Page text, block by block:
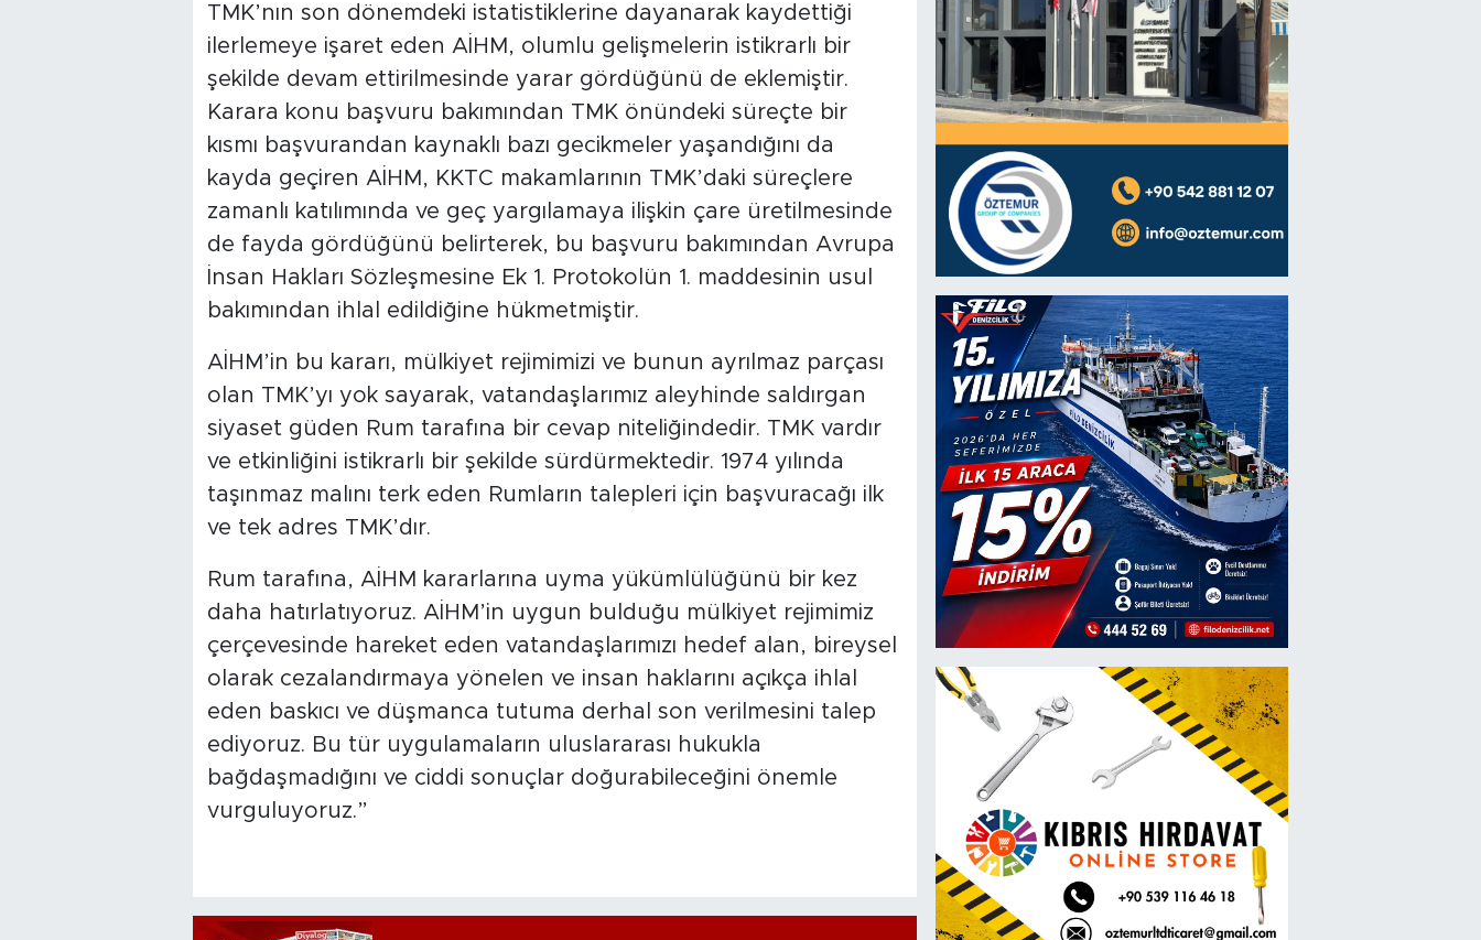
TMK’nın son dönemdeki istatistiklerine dayanarak kaydettiği
ilerlemeye işaret eden AİHM, olumlu gelişmelerin istikrarlı bir
şekilde devam ettirilmesinde yarar gördüğünü de eklemiştir.
Karara konu başvuru bakımından TMK önündeki süreçte bir
kısmı başvurandan kaynaklı bazı gecikmeler yaşandığını da
kayda geçiren AİHM, KKTC makamlarının TMK’daki süreçlere
zamanlı katılımında ve geç yargılamaya ilişkin çare üretilmesinde
de fayda gördüğünü belirterek, bu başvuru bakımından Avrupa
İnsan Hakları Sözleşmesine Ek 1. Protokolün 1. maddesinin usul
bakımından ihlal edildiğine hükmetmiştir.
AİHM’in bu kararı, mülkiyet rejimimizi ve bunun ayrılmaz parçası
olan TMK’yı yok sayarak, vatandaşlarımız aleyhinde saldırgan
siyaset güden Rum tarafına bir cevap niteliğindedir. TMK vardır
ve etkinliğini istikrarlı bir şekilde sürdürmektedir. 1974 yılında
taşınmaz malını terk eden Rumların talepleri için başvuracağı ilk
ve tek adres TMK’dır.
Rum tarafına, AİHM kararlarına uyma yükümlülüğünü bir kez
daha hatırlatıyoruz. AİHM’in uygun bulduğu mülkiyet rejimimiz
çerçevesinde hareket eden vatandaşlarımızı hedef alan, bireysel
olarak cezalandırmaya yönelen ve insan haklarını açıkça ihlal
eden baskıcı ve düşmanca tutuma derhal son verilmesini talep
ediyoruz. Bu tür uygulamaların uluslararası hukukla
bağdaşmadığını ve ciddi sonuçlar doğurabileceğini önemle
vurguluyoruz.”